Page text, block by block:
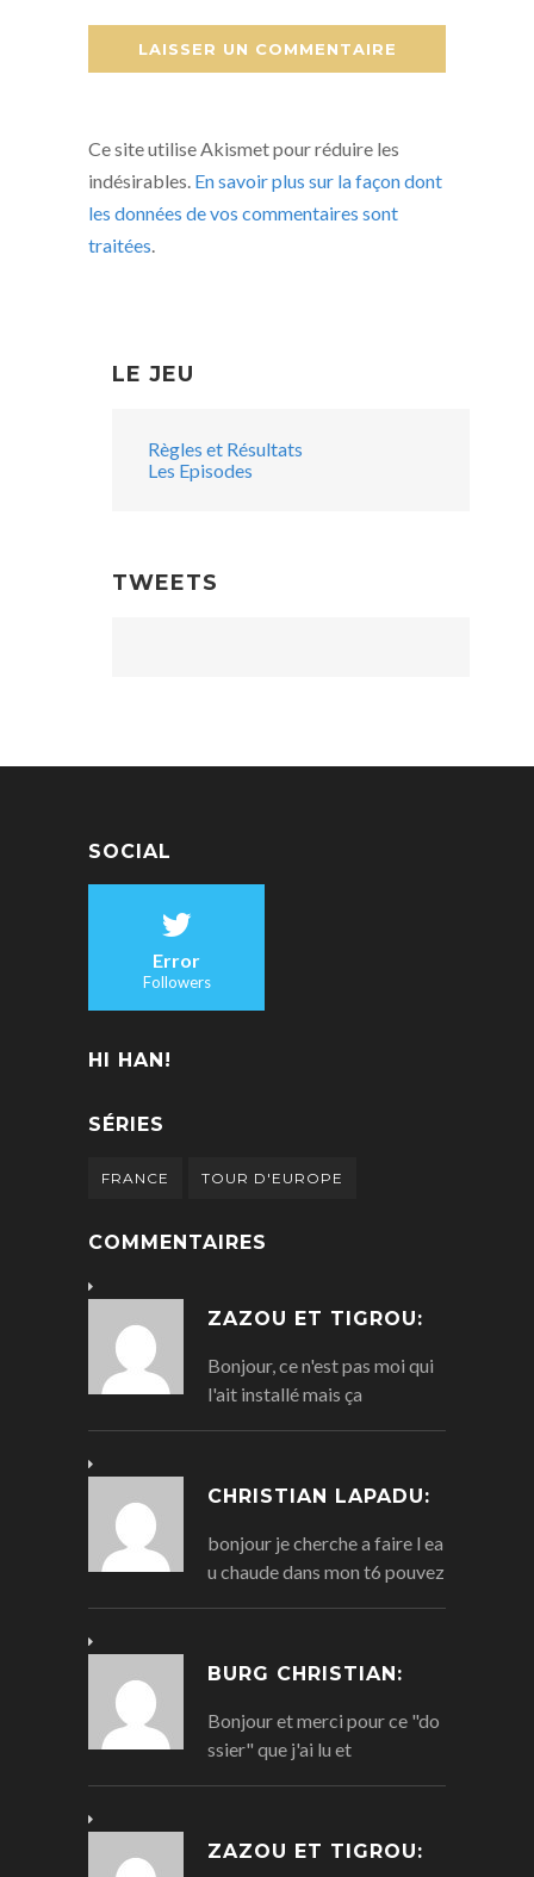
Ce site utilise Akismet pour réduire les
indésirables. En savoir plus sur la façon dont
les données de vos commentaires sont
traitées.
LE JEU
Règles et Résultats
Les Episodes
TWEETS
SOCIAL
Error
Followers
HI HAN!
SÉRIES
FRANCE TOUR D'EUROPE
COMMENTAIRES
ZAZOU ET TIGROU:
Bonjour, ce n'est pas moi qui
l'ait installé mais ça
CHRISTIAN LAPADU:
bonjour je cherche a faire l ea
u chaude dans mon t6 pouvez
BURG CHRISTIAN:
Bonjour et merci pour ce "do
ssier" que j'ai lu et
ZAZOU ET TIGROU: